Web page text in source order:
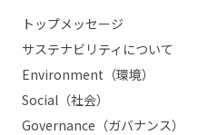
トップメッセージ
サステナビリティについて
Environment（環境）
Social（社会）
Governance（ガバナンス）